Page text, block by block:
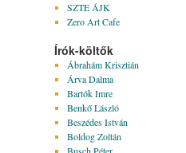
SZTE ÁJK
Zero Art Cafe
Írók-költők
Ábrahám Krisztián
Árva Dalma
Bartók Imre
Benkő László
Beszédes István
Boldog Zoltán